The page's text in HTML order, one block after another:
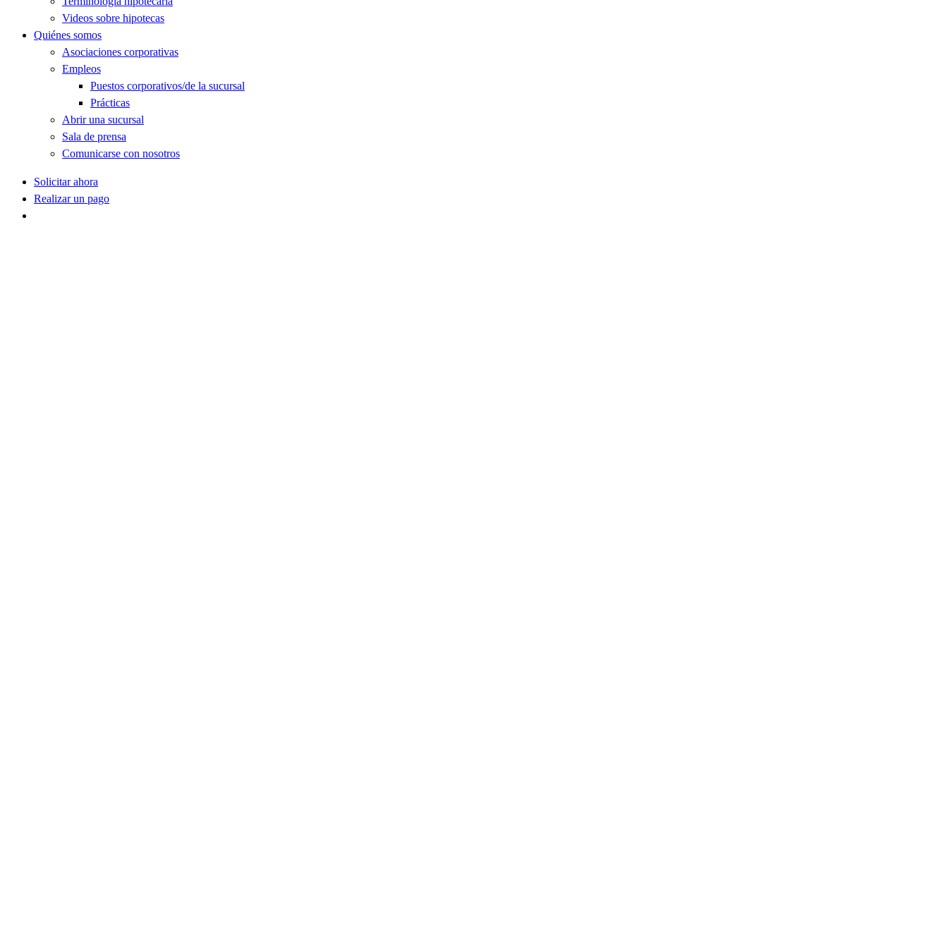
Videos sobre hipotecas
Quiénes somos
Asociaciones corporativas
Empleos
Puestos corporativos/de la sucursal
Prácticas
Abrir una sucursal
Sala de prensa
Comunicarse con nosotros
Solicitar ahora
Realizar un pago